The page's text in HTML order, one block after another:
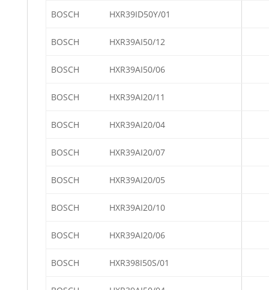
BOSCH HXR39ID50Y/01
BOSCH HXR39AI50/12
BOSCH HXR39AI50/06
BOSCH HXR39AI20/11
BOSCH HXR39AI20/04
BOSCH HXR39AI20/07
BOSCH HXR39AI20/05
BOSCH HXR39AI20/10
BOSCH HXR39AI20/06
BOSCH HXR398I50S/01